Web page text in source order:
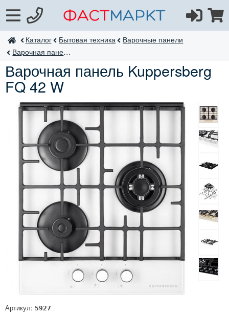
ФастМаркт
Каталог Бытовая техника
Варочные панели
Варочная панель FQ
Варочная панель Kuppersberg
FQ 42 W
Артикул: 5927